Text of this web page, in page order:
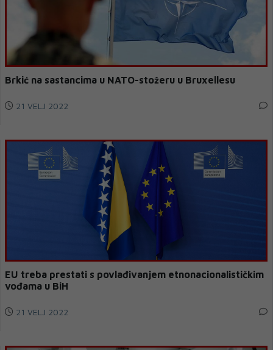
Brkić na sastancima u NATO-stožeru u Bruxellesu
21 VELJ 2022
EU treba prestati s povlađivanjem etnonacionalističkim
vođama u BiH
21 VELJ 2022